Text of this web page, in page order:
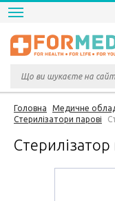
Головна Медичне
Стерилізатори парові